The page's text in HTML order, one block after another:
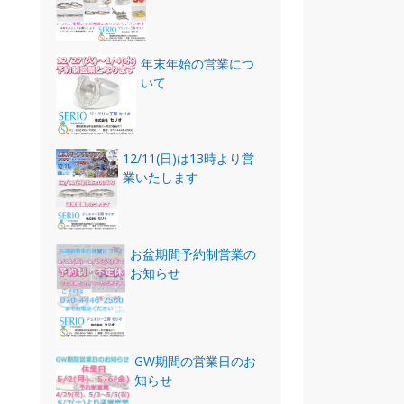
年末年始の営業につ
いて
12/11(日)は13時より営
業いたします
お盆期間予約制営業の
お知らせ
GW期間の営業日のお
知らせ